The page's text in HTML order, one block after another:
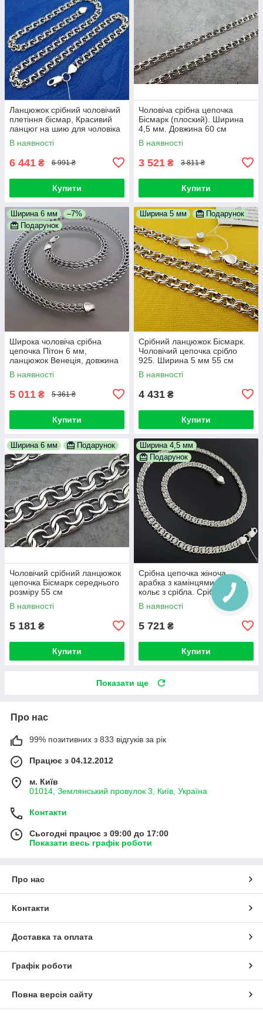
Ланцюжок срібний чоловічий
плетіння бісмар, Красивий
ланцюг на шию для чоловіка
В наявності
6 441 ₴ 6 991 ₴
Купити
Чоловіча срібна цепочка
Бісмарк (плоский). Ширина
4,5 мм. Довжина 60 см
В наявності
3 521 ₴ 3 811 ₴
Купити
Ширина 6 мм
–7%
Подарунок
Широка чоловіча срібна
цепочка Пітон 6 мм,
ланцюжок Венеція, довжина
55 см, чорнене срібло
В наявності
5 011 ₴ 5 361 ₴
Купити
Ширина 5 мм Подарунок
Срібний ланцюжок Бісмарк.
Чоловічий цепочка срібло
925. Ширина 5 мм 55 см
В наявності
4 431 ₴
Купити
Ширина 6 мм Подарунок
Чоловічий срібний ланцюжок
цепочка Бісмарк середнього
розміру 55 см
В наявності
5 181 ₴
Купити
Ширина 4,5 мм
Подарунок
Срібна цепочка жіноча
арабка з камінцями. Жіноче
кольє з срібла. Срібло 925 +
цирконій. 50 см
В наявності
5 721 ₴
Купити
Показати ще
Про нас
99% позитивних з 833 відгуків за рік
Працює з 04.12.2012
м. Київ
01014, Землянський провулок 3, Київ, Україна
Контакти
Сьогодні працює з 09:00 до 17:00
Показати весь графік роботи
Про нас
Контакти
Доставка та оплата
Графік роботи
Повна версія сайту